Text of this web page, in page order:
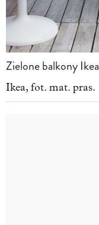
Zielone balkony Ikea
Ikea, fot. mat. pras.